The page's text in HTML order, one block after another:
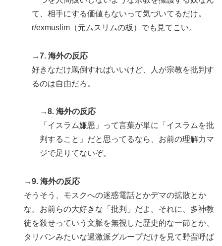
て、相手にする価値もないって気づいてるだけ。
r/exmuslim（元ムスリムの板）でも見てこい。
→7. 海外の反応
好きなだけ罵倒すればいいけど、人が宗教を批判す
るのは自由だろ。
→8. 海外の反応
「イスラム嫌悪」って言葉が単に「イスラムを批
判すること」だと思ってるなら、お前の理解力マ
ジで足りてないぞ。
→9. 海外の反応
そうそう、モスクへの迷惑電話とかデマの拡散とか
な。お前らの大好きな「批判」だよ。それに、多神教
徒を殺せっていう文脈を無視した歴史的な一節とか、
タリバンみたいな過激派グループだけを見て野蛮呼ば